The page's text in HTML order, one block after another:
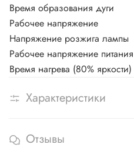
Время образования дуги
Рабочее напряжение
Напряжение розжига лампы
Рабочее напряжение питания
Время нагрева (80% яркости)
Характеристики
Отзывы